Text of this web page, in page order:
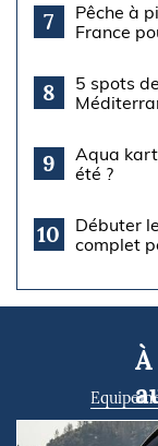
7
Pêche à
France
8
5 spots
9
Aqua kart
été ?
10
Débuter
complet